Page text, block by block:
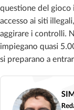
questione del gioco
accesso ai siti
aggirare i controlli.
impiegano quasi
si preparano a